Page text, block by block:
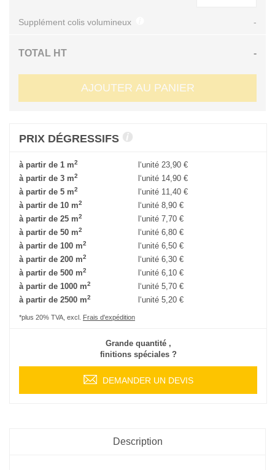
Supplément colis volumineux -
TOTAL HT -
AJOUTER AU PANIER
PRIX DÉGRESSIFS
à partir de 1 m2 l‘unité23,90 €
à partir de 3 m2 l‘unité 14,90 €
à partir de 5 m2 l‘unité 11,40 €
à partir de 10 m2 l‘unité8,90 €
à partir de 25 m2 l‘unité7,70 €
à partir de 50 m2 l‘unité6,80 €
à partir de 100 m2 l‘unité6,50 €
à partir de 200 m2 l‘unité6,30 €
à partir de 500 m2 l‘unité6,10 €
à partir de 1000 m2 l‘unité5,70 €
à partir de 2500 m2 l‘unité5,20 €
*plus 20% TVA, excl. Frais d'expédition
Grande quantité ,
finitions spéciales ?
DEMANDER UN DEVIS
Description